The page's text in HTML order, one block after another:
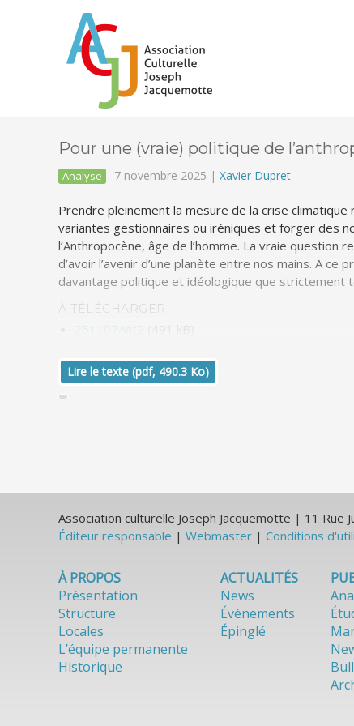
Pour une (vraie) politique de
Analyse 7 novembre 2025 | Xavier Dupret
Prendre pleinement la mesure de la crise
variantes gestionnaires ou iréniques et forger des
l’Anthropocène, âge de l’homme. La vraie question
d’avoir l’avenir d’une planète entre nos mains. A
davantage politique et idéologique que strictement
À TÉLÉCHARGER
(491 kB)
Lire le texte (pdf, 490.3 Ko)
Association culturelle Joseph Jacquemotte | 11 Rue
Éditeur responsable | Webmaster | Conditions
À PROPOS
Présentation
Structure
Locales
L’équipe permanente
Historique
ACTUALITÉS
News
Événements
Épinglé